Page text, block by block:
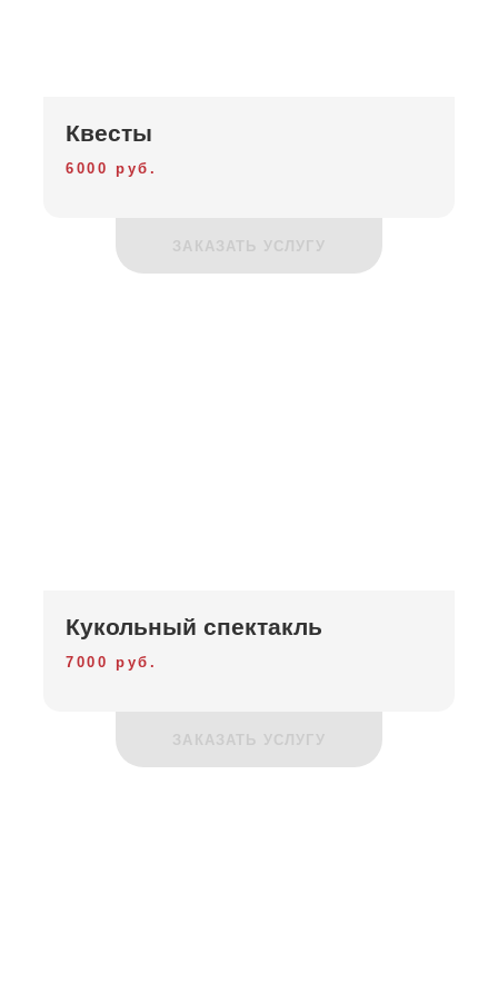
Квесты
6000 руб.
ЗАКАЗАТЬ УСЛУГУ
Кукольный спектакль
7000 руб.
ЗАКАЗАТЬ УСЛУГУ